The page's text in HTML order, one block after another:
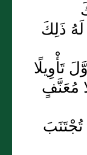
ذَلِكَ
تَأْوِيلًا
مُعَنَّفٍ